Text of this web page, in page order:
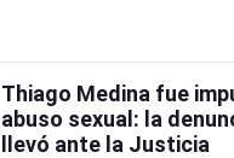
Thiago Medina fue
abuso sexual: la
llevó ante la Justicia